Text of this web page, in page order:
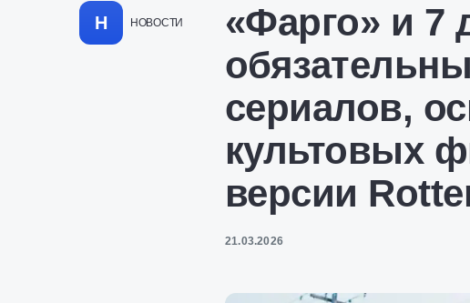
Н НОВОСТИ
«Фарго» и 7
сериалов,
культовых
версии
21.03.2026